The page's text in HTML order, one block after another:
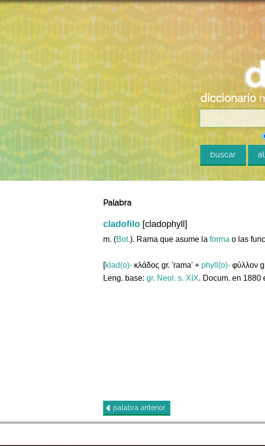
diccionario
buscar
Palabra
cladofilo [cladophyll]
m. (Bot.). Rama que asume la forma o las
[klad(o)- κλάδος gr. 'rama' + phyll(o)- φύλλον
Leng. base: gr. Neol. s. XIX. Docum. en 1880
palabra anterior